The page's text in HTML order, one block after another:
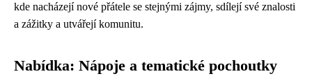
kde nacházejí nové přátele se stejnými zájmy, sdílejí své znalosti
a zážitky a utvářejí komunitu.
Nabídka: Nápoje a tematické pochoutky